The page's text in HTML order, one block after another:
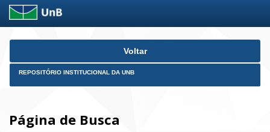
Skip
Voltar
REPOSITÓRIO INSTITUCIONAL DA UNB
Página de Busca